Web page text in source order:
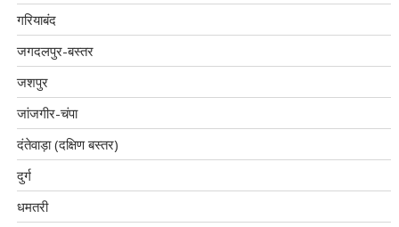
गरियाबंद
जगदलपुर-बस्तर
जशपुर
जांजगीर-चंपा
दंतेवाड़ा (दक्षिण बस्तर)
दुर्ग
धमतरी